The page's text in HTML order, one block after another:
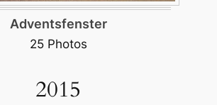
Fritz Scheidegger
6 Photos
2015